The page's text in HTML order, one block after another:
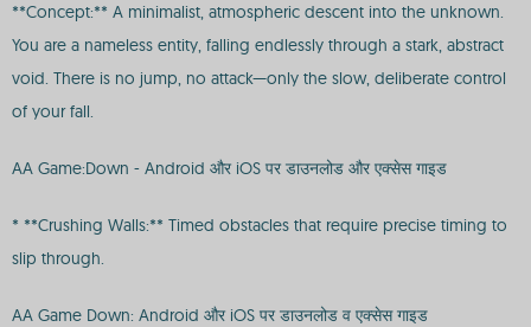
**Concept:** A minimalist, atmospheric descent into the unknown.
You are a nameless entity, falling endlessly through a stark, abstract
void. There is no jump, no attack—only the slow, deliberate control
of your fall.
AA Game:Down - Android और iOS पर डाउनलोड और एक्सेस गाइड
* **Crushing Walls:** Timed obstacles that require precise timing to
slip through.
AA Game Down: Android और iOS पर डाउनलोड व एक्सेस गाइड